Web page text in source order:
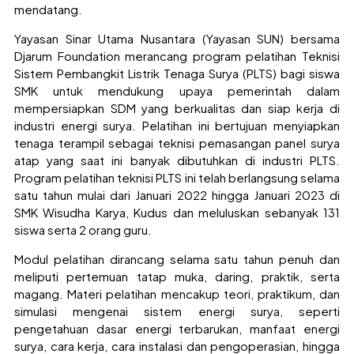
mendatang.
Yayasan Sinar Utama Nusantara (Yayasan SUN) bersama
Djarum Foundation merancang program pelatihan Teknisi
Sistem Pembangkit Listrik Tenaga Surya (PLTS) bagi siswa
SMK untuk mendukung upaya pemerintah dalam
mempersiapkan SDM yang berkualitas dan siap kerja di
industri energi surya. Pelatihan ini bertujuan menyiapkan
tenaga terampil sebagai teknisi pemasangan panel surya
atap yang saat ini banyak dibutuhkan di industri PLTS.
Program pelatihan teknisi PLTS ini telah berlangsung selama
satu tahun mulai dari Januari 2022 hingga Januari 2023 di
SMK Wisudha Karya, Kudus dan meluluskan sebanyak 131
siswa serta 2 orang guru.
Modul pelatihan dirancang selama satu tahun penuh dan
meliputi pertemuan tatap muka, daring, praktik, serta
magang. Materi pelatihan mencakup teori, praktikum, dan
simulasi mengenai sistem energi surya, seperti
pengetahuan dasar energi terbarukan, manfaat energi
surya, cara kerja, cara instalasi dan pengoperasian, hingga